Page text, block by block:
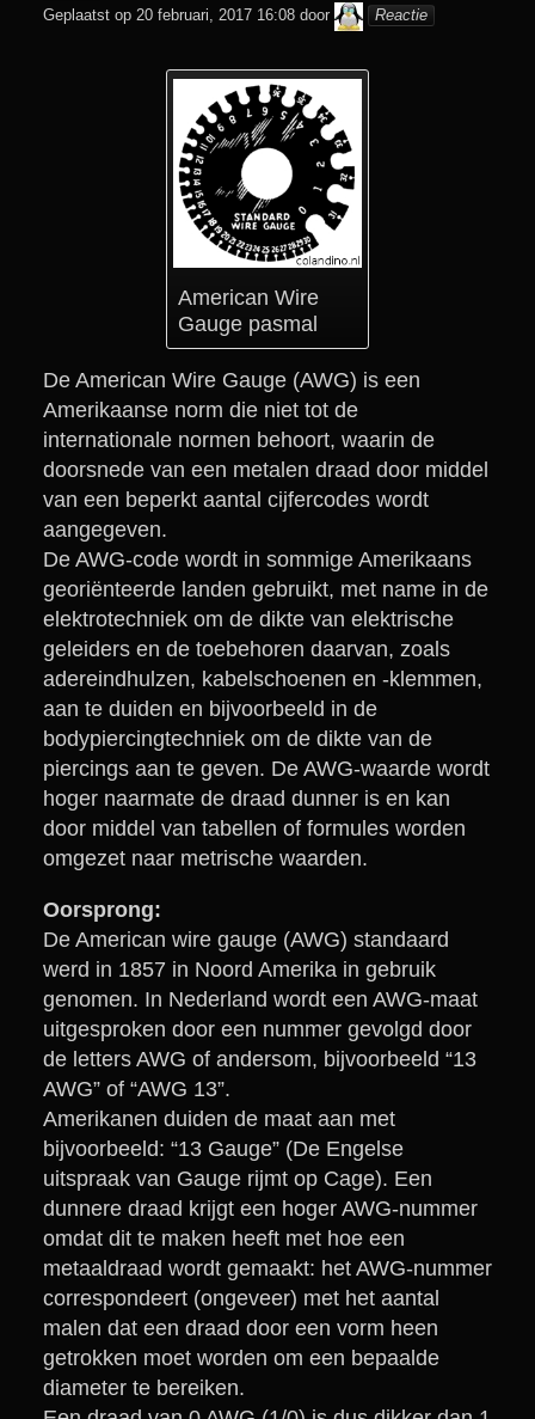
Geplaatst op 20 februari, 2017 16:08 door colani
Reactie
American Wire
Gauge pasmal
De American Wire Gauge (AWG) is een
Amerikaanse norm die niet tot de
internationale normen behoort, waarin de
doorsnede van een metalen draad door middel
van een beperkt aantal cijfercodes wordt
aangegeven.
De AWG-code wordt in sommige Amerikaans
georiënteerde landen gebruikt, met name in de
elektrotechniek om de dikte van elektrische
geleiders en de toebehoren daarvan, zoals
adereindhulzen, kabelschoenen en -klemmen,
aan te duiden en bijvoorbeeld in de
bodypiercingtechniek om de dikte van de
piercings aan te geven. De AWG-waarde wordt
hoger naarmate de draad dunner is en kan
door middel van tabellen of formules worden
omgezet naar metrische waarden.
Oorsprong:
De American wire gauge (AWG) standaard
werd in 1857 in Noord Amerika in gebruik
genomen. In Nederland wordt een AWG-maat
uitgesproken door een nummer gevolgd door
de letters AWG of andersom, bijvoorbeeld “13
AWG” of “AWG 13”.
Amerikanen duiden de maat aan met
bijvoorbeeld: “13 Gauge” (De Engelse
uitspraak van Gauge rijmt op Cage). Een
dunnere draad krijgt een hoger AWG-nummer
omdat dit te maken heeft met hoe een
metaaldraad wordt gemaakt: het AWG-nummer
correspondeert (ongeveer) met het aantal
malen dat een draad door een vorm heen
getrokken moet worden om een bepaalde
diameter te bereiken.